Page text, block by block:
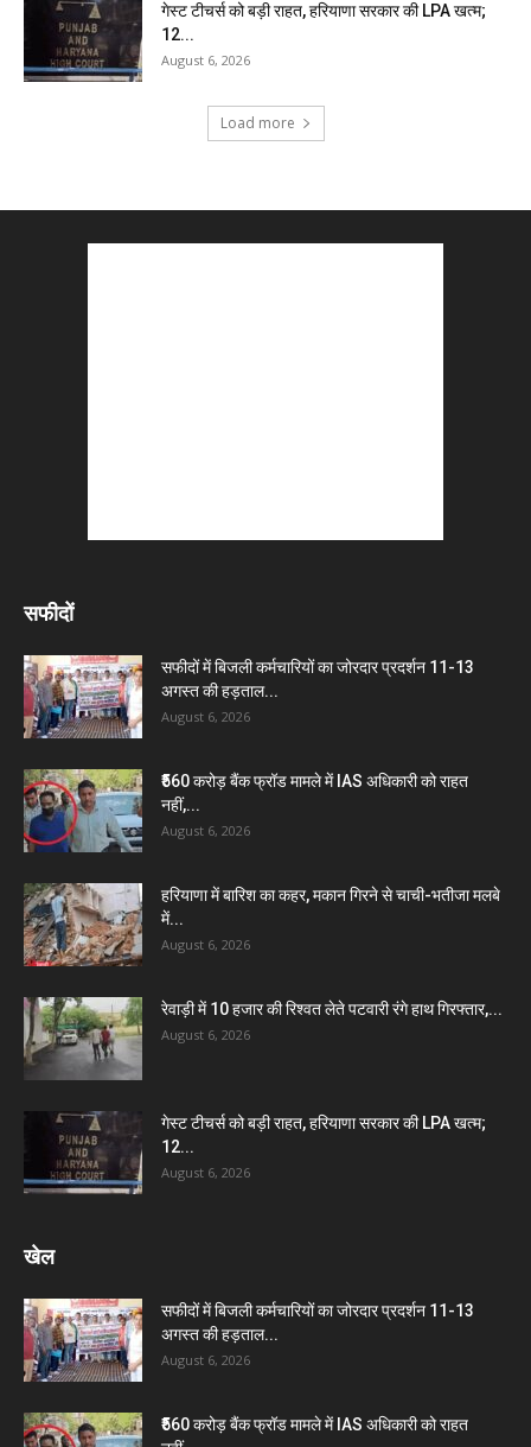
गेस्ट टीचर्स को बड़ी राहत, हरियाणा सरकार की LPA खत्म;
12...
August 6, 2026
Load more
सफीदों
सफीदों में बिजली कर्मचारियों का जोरदार प्रदर्शन 11-13
अगस्त की हड़ताल...
August 6, 2026
₹560 करोड़ बैंक फ्रॉड मामले में IAS अधिकारी को राहत
नहीं,...
August 6, 2026
हरियाणा में बारिश का कहर, मकान गिरने से चाची-भतीजा मलबे
में...
August 6, 2026
रेवाड़ी में 10 हजार की रिश्वत लेते पटवारी रंगे हाथ गिरफ्तार,...
August 6, 2026
गेस्ट टीचर्स को बड़ी राहत, हरियाणा सरकार की LPA खत्म;
12...
August 6, 2026
खेल
सफीदों में बिजली कर्मचारियों का जोरदार प्रदर्शन 11-13
अगस्त की हड़ताल...
August 6, 2026
₹560 करोड़ बैंक फ्रॉड मामले में IAS अधिकारी को राहत